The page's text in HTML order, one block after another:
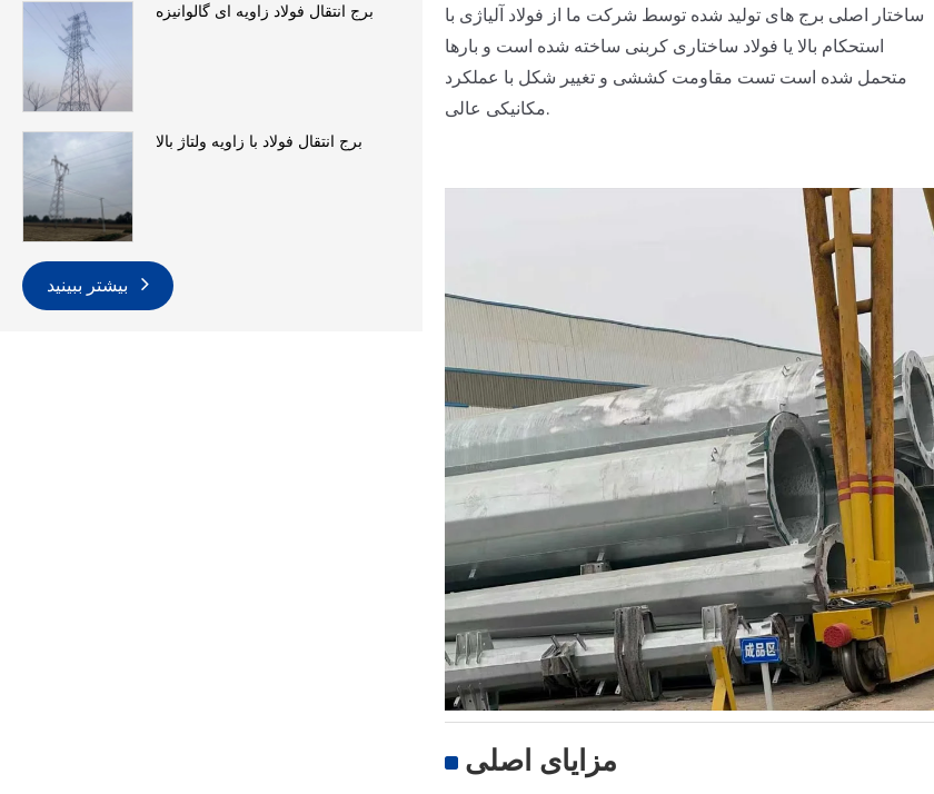
برج انتقال فولاد زاویه ای گالوانیزه
برج انتقال فولاد با زاویه ولتاژ بالا
ساختار اصلی برج های تولید شده توسط شرکت ما از فولاد آلیاژی با
استحکام بالا یا فولاد ساختاری کربنی ساخته شده است و بارها
متحمل شده است تست مقاومت کششی و تغییر شکل با عملکرد
مکانیکی عالی.
مزایای اصلی